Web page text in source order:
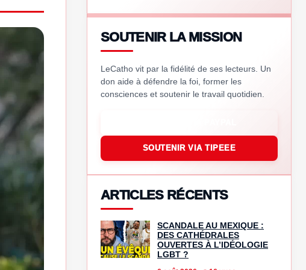
SOUTENIR LA MISSION
LeCatho vit par la fidélité de ses lecteurs. Un
don aide à défendre la foi, former les
consciences et soutenir le travail quotidien.
SOUTENIR VIA TIPEEE
ARTICLES RÉCENTS
SCANDALE AU MEXIQUE :
DES CATHÉDRALES
OUVERTES À L’IDÉOLOGIE
LGBT ?